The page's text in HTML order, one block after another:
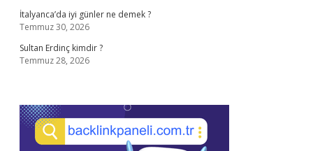
İtalyanca’da iyi günler ne demek ?
Temmuz 30, 2026
Sultan Erdinç kimdir ?
Temmuz 28, 2026